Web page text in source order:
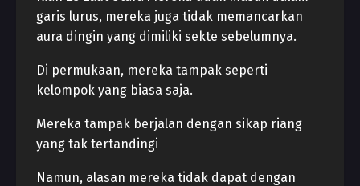
garis lurus, mereka juga tidak memancarkan
aura dingin yang dimiliki sekte sebelumnya.
Di permukaan, mereka tampak seperti
kelompok yang biasa saja.
Mereka tampak berjalan dengan sikap riang
yang tak tertandingi
Namun, alasan mereka tidak dapat dengan